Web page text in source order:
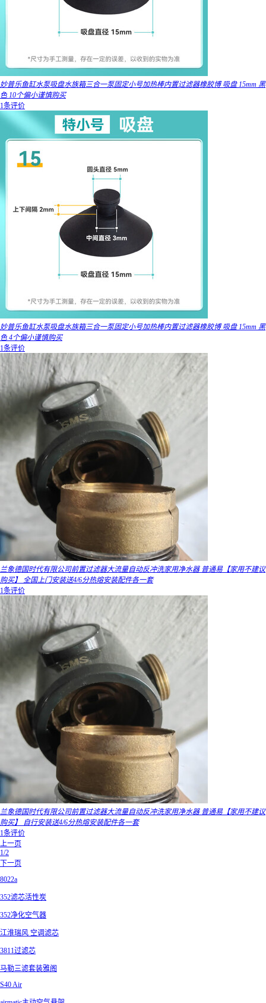
妙普乐鱼缸水泵吸盘水族箱三合一泵固定小号加热棒内置过滤器橡胶博 吸盘 15mm 黑
色 10个偏小谨慎购买
1条评价
妙普乐鱼缸水泵吸盘水族箱三合一泵固定小号加热棒内置过滤器橡胶博 吸盘 15mm 黑
色 4个偏小谨慎购买
1条评价
兰象德国时代有限公司前置过滤器大流量自动反冲洗家用净水器 普通易【家用不建议
购买】 全国上门安装送4/6分热熔安装配件各一套
1条评价
兰象德国时代有限公司前置过滤器大流量自动反冲洗家用净水器 普通易【家用不建议
购买】 自行安装送4/6分热熔安装配件各一套
1条评价
上一页
1/2
下一页
8022a
352滤芯活性炭
352净化空气器
江淮瑞风 空调滤芯
3811过滤芯
马勒三滤套装雅阁
S40 Air